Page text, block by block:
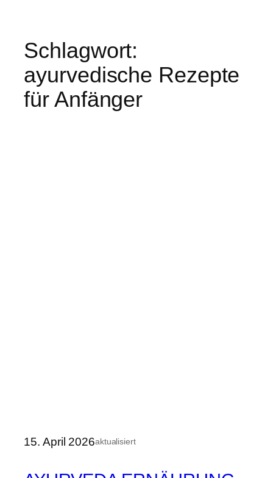
Schlagwort:
ayurvedische Rezepte
für Anfänger
15. April 2026aktualisiert